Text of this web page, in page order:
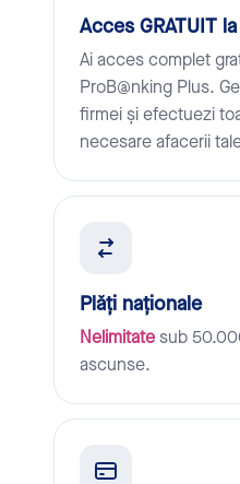
Acces GRATUIT
Ai acces complet
ProB@nking Plus.
firmei și efectuezi
necesare afacerii
Plăți naționale
Nelimitatesub
ascunse.